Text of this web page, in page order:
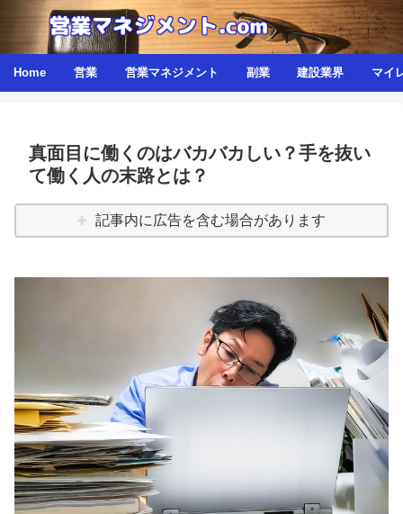
Home 営業 営業マネジメント 副業 建設業界 マイ
真面目に働くのはバカバカしい？手を抜い
て働く人の末路とは？
記事内に広告を含む場合があります